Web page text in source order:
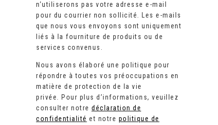
n’utiliserons pas votre adresse e-mail
pour du courrier non sollicité. Les e-mails
que nous vous envoyons sont uniquement
liés à la fourniture de produits ou de
services convenus.
Nous avons élaboré une politique pour
répondre à toutes vos préoccupations en
matière de protection de la vie
privée. Pour plus d’informations, veuillez
consulter notre déclaration de
confidentialité et notre politique de